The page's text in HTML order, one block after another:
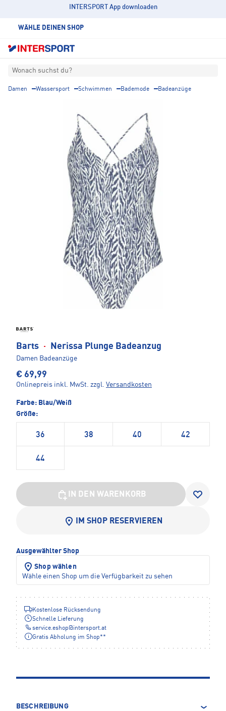
INTERSPORT App downloaden
WÄHLE DEINEN SHOP
Wonach suchst du?
Damen Wassersport Schwimmen Bademode Badeanzüge
Barts · Nerissa Plunge Badeanzug
Damen Badeanzüge
€ 69,99
Onlinepreis inkl. MwSt. zzgl. Versandkosten
Farbe: Blau/Weiß
Größe:
36 38 40 42
44
IN DEN WARENKORB
IM SHOP RESERVIEREN
Ausgewählter Shop
Shop wählen
Wähle einen Shop um die Verfügbarkeit zu sehen
Kostenlose Rücksendung
Schnelle Lieferung
service.eshop@intersport.at
Gratis Abholung im Shop**
BESCHREIBUNG